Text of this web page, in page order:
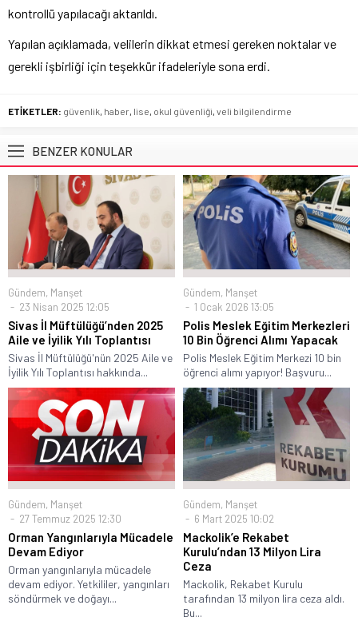
kontrollü yapılacağı aktarıldı.
Yapılan açıklamada, velilerin dikkat etmesi gereken noktalar ve
gerekli işbirliği için teşekkür ifadeleriyle sona erdi.
ETİKETLER: güvenlik, haber, lise, okul güvenliği, veli bilgilendirme
BENZER KONULAR
Gündem, Manşet
23 Nisan 2025 12:05
Sivas İl Müftülüğü’nden 2025
Aile ve İyilik Yılı Toplantısı
Sivas İl Müftülüğü'nün 2025 Aile ve
İyilik Yılı Toplantısı hakkında...
Gündem, Manşet
1 Ocak 2026 13:05
Polis Meslek Eğitim Merkezleri
10 Bin Öğrenci Alımı Yapacak
Polis Meslek Eğitim Merkezi 10 bin
öğrenci alımı yapıyor! Başvuru...
Gündem, Manşet
27 Temmuz 2025 12:30
Orman Yangınlarıyla Mücadele
Devam Ediyor
Orman yangınlarıyla mücadele
devam ediyor. Yetkililer, yangınları
söndürmek ve doğayı...
Gündem, Manşet
6 Mart 2025 10:02
Mackolik’e Rekabet
Kurulu’ndan 13 Milyon Lira
Ceza
Mackolik, Rekabet Kurulu
tarafından 13 milyon lira ceza aldı.
Bu...